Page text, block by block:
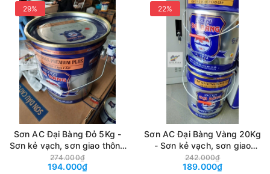
29%
Sơn AC Đại Bàng Đỏ 5Kg -
Sơn kẻ vạch, sơn giao thông
gốc Acrylic mau khô màu Đỏ
274.000₫
194.000₫
22%
Sơn AC Đại Bàng Vàng 20Kg
- Sơn kẻ vạch, sơn giao
thông gốc Acrylic mau khô
màu Vàng
242.000₫
189.000₫